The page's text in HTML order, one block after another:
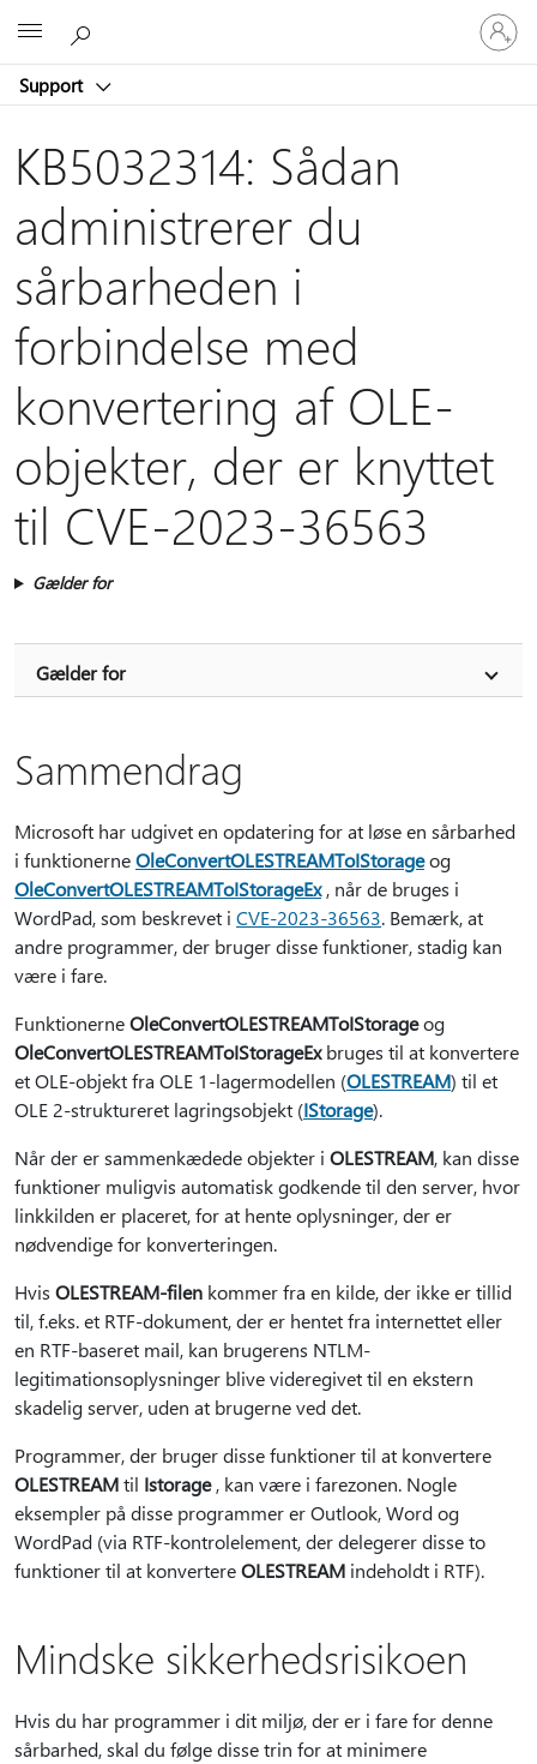
Support
Log
på
din
KB5032314: Sådan
administrerer du
sårbarheden i
forbindelse med
konvertering af OLE-
objekter, der er knyttet
til CVE-2023-36563
Gælder for
Gælder for
Sammendrag
Microsoft har udgivet en opdatering for at løse en sårbarhed
i funktionerneOleConvertOLESTREAMToIStorageog
OleConvertOLESTREAMToIStorageEx, når de bruges i
WordPad, som beskrevet i CVE-2023-36563. Bemærk, at
andre programmer, der bruger disse funktioner, stadig kan
være i fare.
FunktionerneOleConvertOLESTREAMToIStorageog
OleConvertOLESTREAMToIStorageExbruges til at konvertere
et OLE-objekt fra OLE 1-lagermodellen (OLESTREAM) til et
OLE 2-struktureret lagringsobjekt (IStorage).
Når der er sammenkædede objekter i OLESTREAM, kan disse
funktioner muligvis automatisk godkende til den server, hvor
linkkilden er placeret, for at hente oplysninger, der er
nødvendige for konverteringen.
Hvis OLESTREAM-filen kommer fra en kilde, der ikke er tillid
til, f.eks. et RTF-dokument, der er hentet fra internettet eller
en RTF-baseret mail, kan brugerens NTLM-
legitimationsoplysninger blive videregivet til en ekstern
skadelig server, uden at brugerne ved det.
Programmer, der bruger disse funktioner til at konvertere
OLESTREAMtil Istorage, kan være i farezonen. Nogle
eksempler på disse programmer er Outlook, Word og
WordPad (via RTF-kontrolelement, der delegerer disse to
funktioner til at konvertereOLESTREAM indeholdt i RTF).
Mindske sikkerhedsrisikoen
Hvis du har programmer i dit miljø, der er i fare for denne
sårbarhed, skal du følge disse trin for at minimere